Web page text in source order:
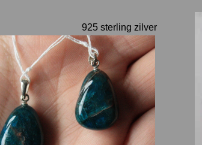
925 sterling zilver